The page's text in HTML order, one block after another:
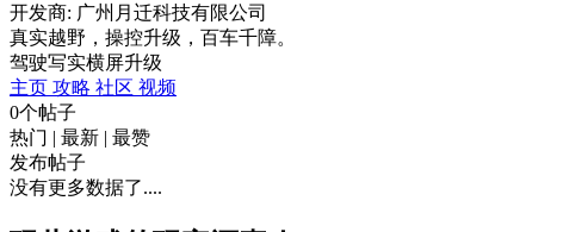
开发商: 广州月迁科技有限公司
真实越野，操控升级，百车千障。
驾驶写实横屏升级
主页 攻略 社区 视频
0个帖子
热门 | 最新 | 最赞
发布帖子
没有更多数据了....